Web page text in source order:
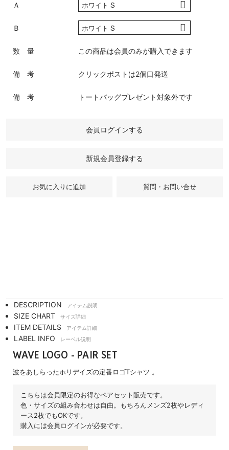
Ａ
Ｂ
数 量 この商品は会員のみが購入できます
備 考 クリックポストは2個口発送
備 考 トートバッグプレゼント対象外です
会員ログインする
新規会員登録する
質問・お問い合せ
DESCRIPTION アイテム説明
SIZE CHART サイズ詳細
ITEM DETAILS アイテム詳細
LABEL INFO レーベル説明
WAVE LOGO - PAIR SET
波をあしらったホリデイズの定番ロゴTシャツ 。
こちらは会員限定のお得なペアセット販売です。
色・サイズの組み合わせは自由。もちろんメンズ2枚やレディ
ース2枚でもOKです。
購入には会員ログインが必要です。